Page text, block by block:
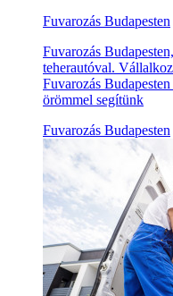
Fuvarozás Budapesten
Fuvarozás
teherautóval.
Fuvarozás
örömmel segítünk
Fuvarozás Budapesten